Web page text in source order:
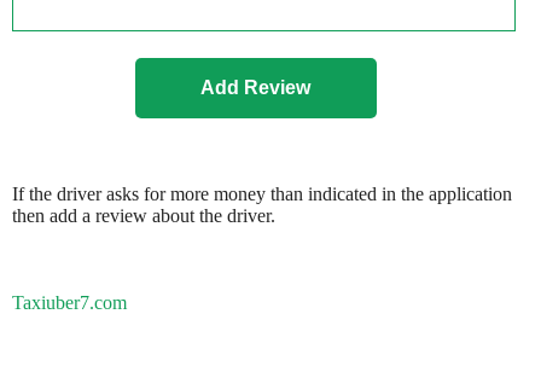
If the driver asks for more money than indicated in the application
then add a review about the driver.
Taxiuber7.com